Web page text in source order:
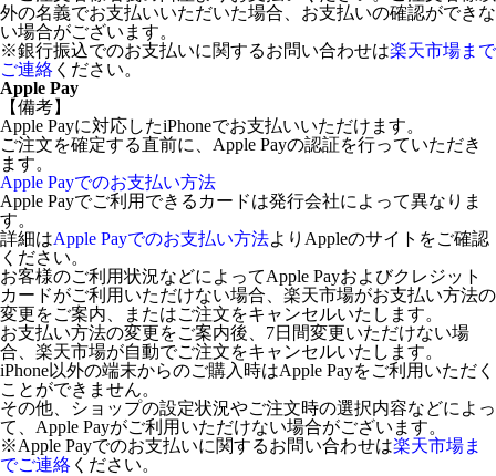
外の名義でお支払いいただいた場合、お支払いの確認ができな
い場合がございます。
※銀行振込でのお支払いに関するお問い合わせは楽天市場まで
ご連絡 ください。
Apple Pay
【備考】
Apple Payに対応したiPhoneでお支払いいただけます。
ご注文を確定する直前に、Apple Payの認証を行っていただき
ます。
Apple Payでのお支払い方法
Apple Payでご利用できるカードは発行会社によって異なりま
す。
詳細はApple Payでのお支払い方法よりAppleのサイトをご確認
ください。
お客様のご利用状況などによってApple Payおよびクレジット
カードがご利用いただけない場合、楽天市場がお支払い方法の
変更をご案内、またはご注文をキャンセルいたします。
お支払い方法の変更をご案内後、7日間変更いただけない場
合、楽天市場が自動でご注文をキャンセルいたします。
iPhone以外の端末からのご購入時はApple Payをご利用いただく
ことができません。
その他、ショップの設定状況やご注文時の選択内容などによっ
て、Apple Payがご利用いただけない場合がございます。
※Apple Payでのお支払いに関するお問い合わせは楽天市場ま
でご連絡 ください。